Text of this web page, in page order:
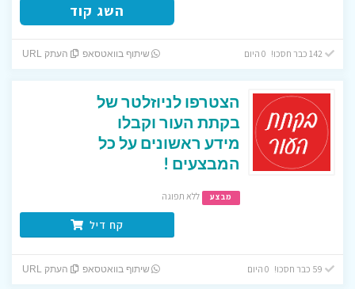
השג קוד
שיתוף בוואטסאפ העתק URL
הצטרפו לניוזלטר של
בקתת העור וקבלו
מידע ראשונים על כל
המבצעים !
מבצע ללא תפוגה
קח דיל
שיתוף בוואטסאפ העתק URL